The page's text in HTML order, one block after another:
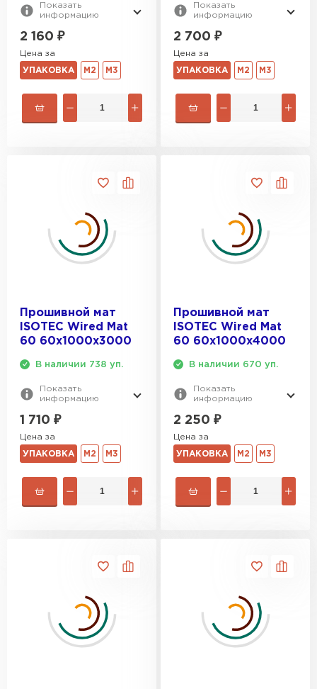
Показать
информацию
2 160 ₽
Цена за
УПАКОВКА М2 М3
Показать
информацию
2 700 ₽
Цена за
УПАКОВКА М2 М3
Прошивной мат
ISOTEC Wired Mat
60 60х1000х3000
В наличии 738 уп.
Показать
информацию
1 710 ₽
Цена за
УПАКОВКА М2 М3
Прошивной мат
ISOTEC Wired Mat
60 60х1000х4000
В наличии 670 уп.
Показать
информацию
2 250 ₽
Цена за
УПАКОВКА М2 М3